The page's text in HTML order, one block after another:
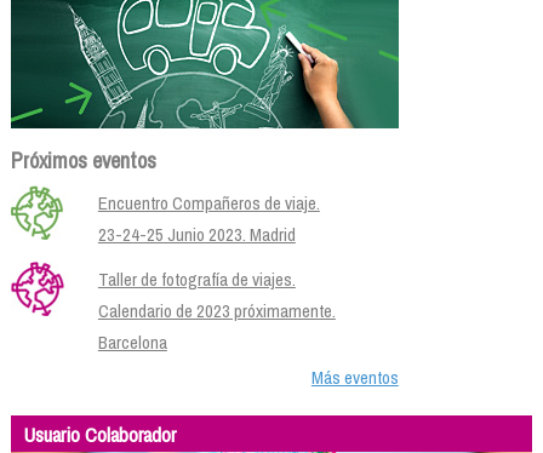
Próximos eventos
Encuentro Compañeros de viaje.
23-24-25 Junio 2023. Madrid
Taller de fotografía de viajes.
Calendario de 2023 próximamente.
Barcelona
Más eventos
Usuario Colaborador